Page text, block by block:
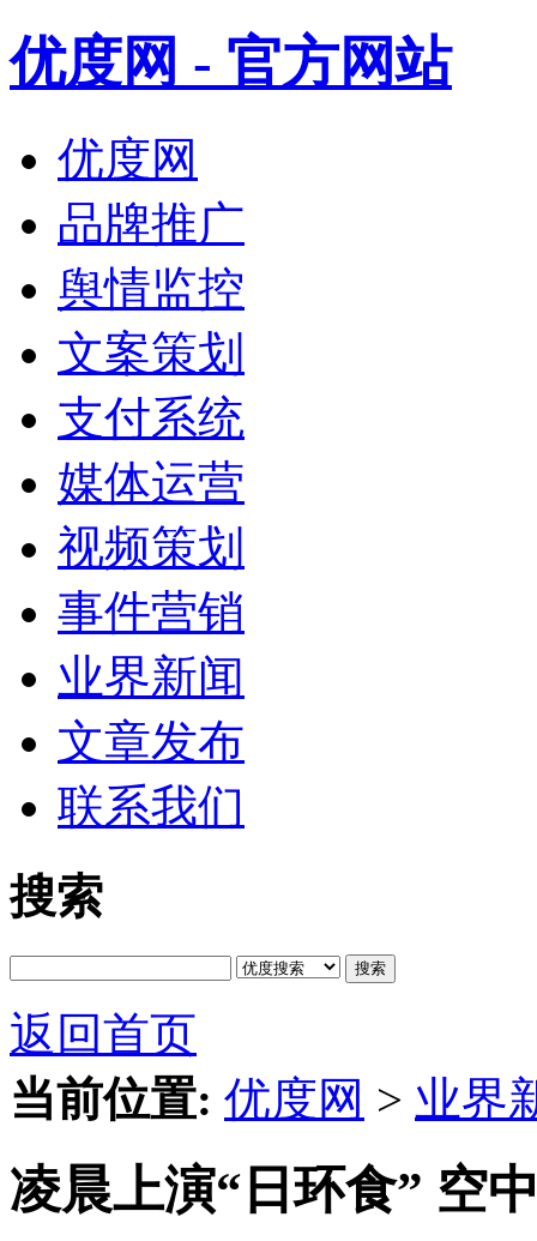
优度网 - 官方网站
优度网
品牌推广
舆情监控
文案策划
支付系统
媒体运营
视频策划
事件营销
业界新闻
文章发布
联系我们
搜索
搜索
返回首页
当前位置: 优度网 > 业界
凌晨上演“日环食” 空